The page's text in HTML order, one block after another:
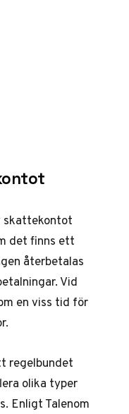
skattekontot
det finns ett
återbetalas
Vid
en viss tid för
regelbundet
olika typer
EnligtTalenom